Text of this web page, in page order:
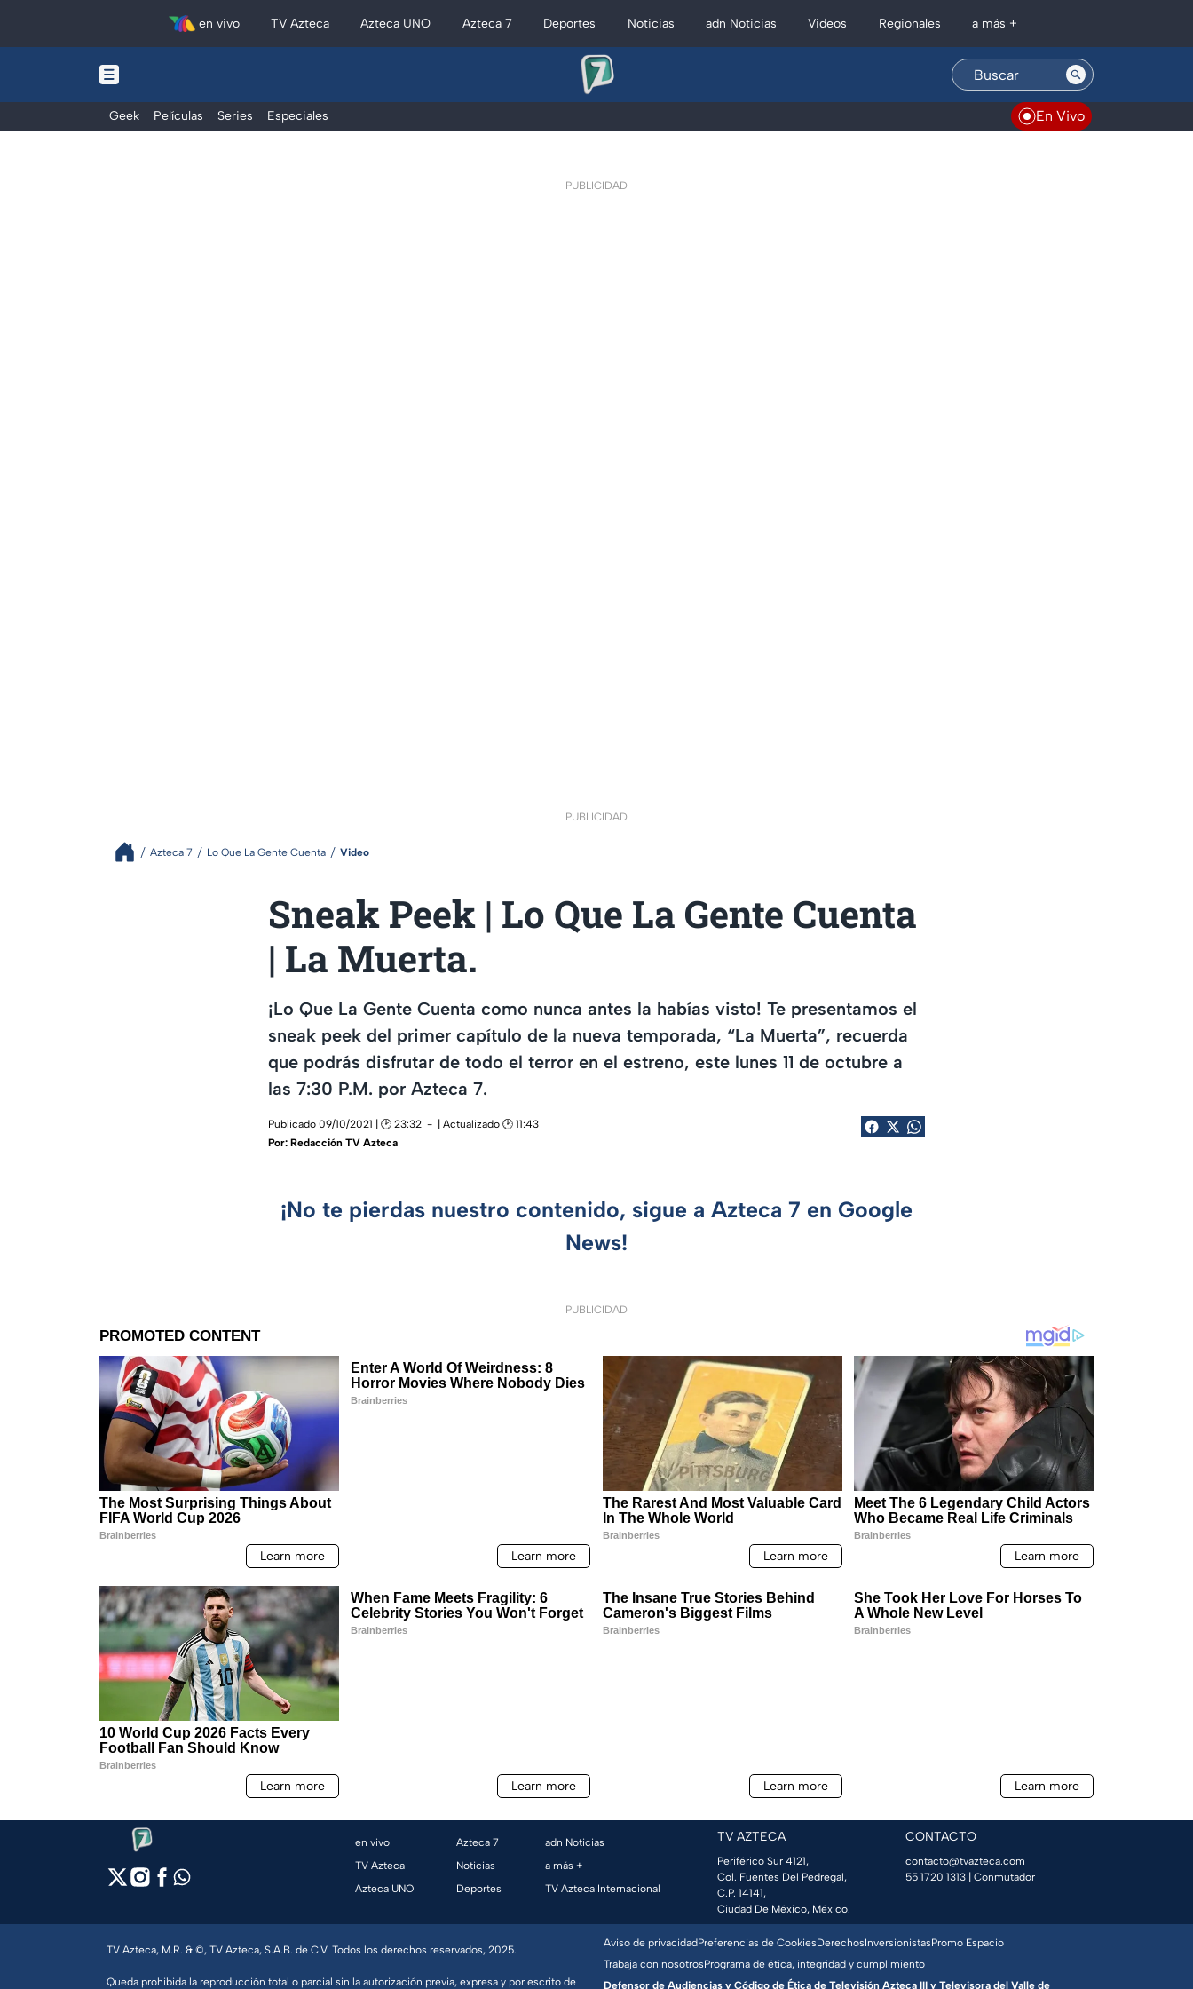
en vivo TV Azteca Azteca UNO Azteca 7 Deportes Noticias adn Noticias Videos Regionales a más +
Geek Películas Series Especiales En Vivo
PUBLICIDAD
PUBLICIDAD
Azteca 7 Lo Que La Gente Cuenta Video
Sneak Peek | Lo Que La Gente Cuenta
| La Muerta.
¡Lo Que La Gente Cuenta como nunca antes la habías visto! Te presentamos el
sneak peek del primer capítulo de la nueva temporada, “La Muerta”, recuerda
que podrás disfrutar de todo el terror en el estreno, este lunes 11 de octubre a
las 7:30 P.M. por Azteca 7.
Publicado 09/10/2021 | 🕑 23:32
| Actualizado 🕑 11:43
Por: Redacción TV Azteca
¡No te pierdas nuestro contenido, sigue a Azteca 7 en Google
News!
PUBLICIDAD
en vivo
TV Azteca
Azteca UNO
Azteca 7
Noticias
Deportes
adn Noticias
a más +
TV Azteca Internacional
TV AZTECA
Periférico Sur 4121,
Col. Fuentes Del Pedregal,
C.P. 14141,
Ciudad De México, México.
CONTACTO
contacto@tvazteca.com
55 1720 1313 | Conmutador
TV Azteca, M.R. & ©, TV Azteca, S.A.B. de C.V. Todos los derechos reservados, 2025.
Queda prohibida la reproducción total o parcial sin la autorización previa, expresa y por escrito de
Aviso de privacidadPreferencias de CookiesDerechosInversionistasPromo Espacio
Trabaja con nosotrosPrograma de ética, integridad y cumplimiento
Defensor de Audiencias y Código de Ética de Televisión Azteca III y Televisora del Valle de